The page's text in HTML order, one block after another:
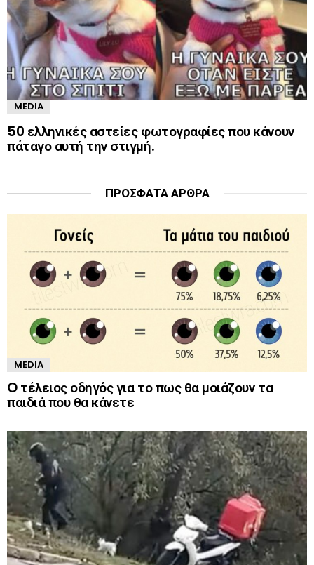
MEDIA
50 ελληνικές αστείες φωτογραφίες που κάνουν
πάταγο αυτή την στιγμή.
ΠΡΌΣΦΑΤΑ ΆΡΘΡΑ
MEDIA
O τέλειος οδηγός για το πως θα μοιάζουν τα
παιδιά που θα κάνετε